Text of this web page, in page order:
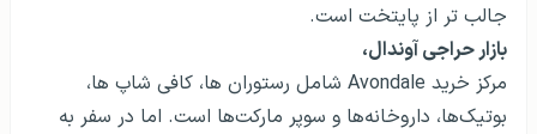
جالب تر از پایتخت است.
بازار حراجی آوندال،
مرکز خرید Avondale شامل رستوران ها، کافی شاپ ها،
بوتیک‌ها، داروخانه‌ها و سوپر مارکت‌ها است. اما در سفر به